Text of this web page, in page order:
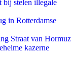
bij stelen illegale
in Rotterdamse
Straat van Hormuz
kazerne